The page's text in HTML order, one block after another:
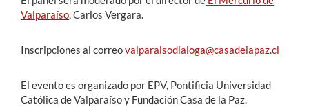
Valparaíso, Carlos Vergara.
Inscripciones al correovalparaisodialoga@casadelapaz.cl
El evento es organizado por EPV, Pontificia Universidad
Católica de Valparaíso y Fundación Casa de la Paz.